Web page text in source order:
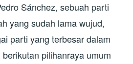
Sánchez, sebuah parti
yang sudah lama wujud,
parti yang terbesar dalam
pilihanraya umum